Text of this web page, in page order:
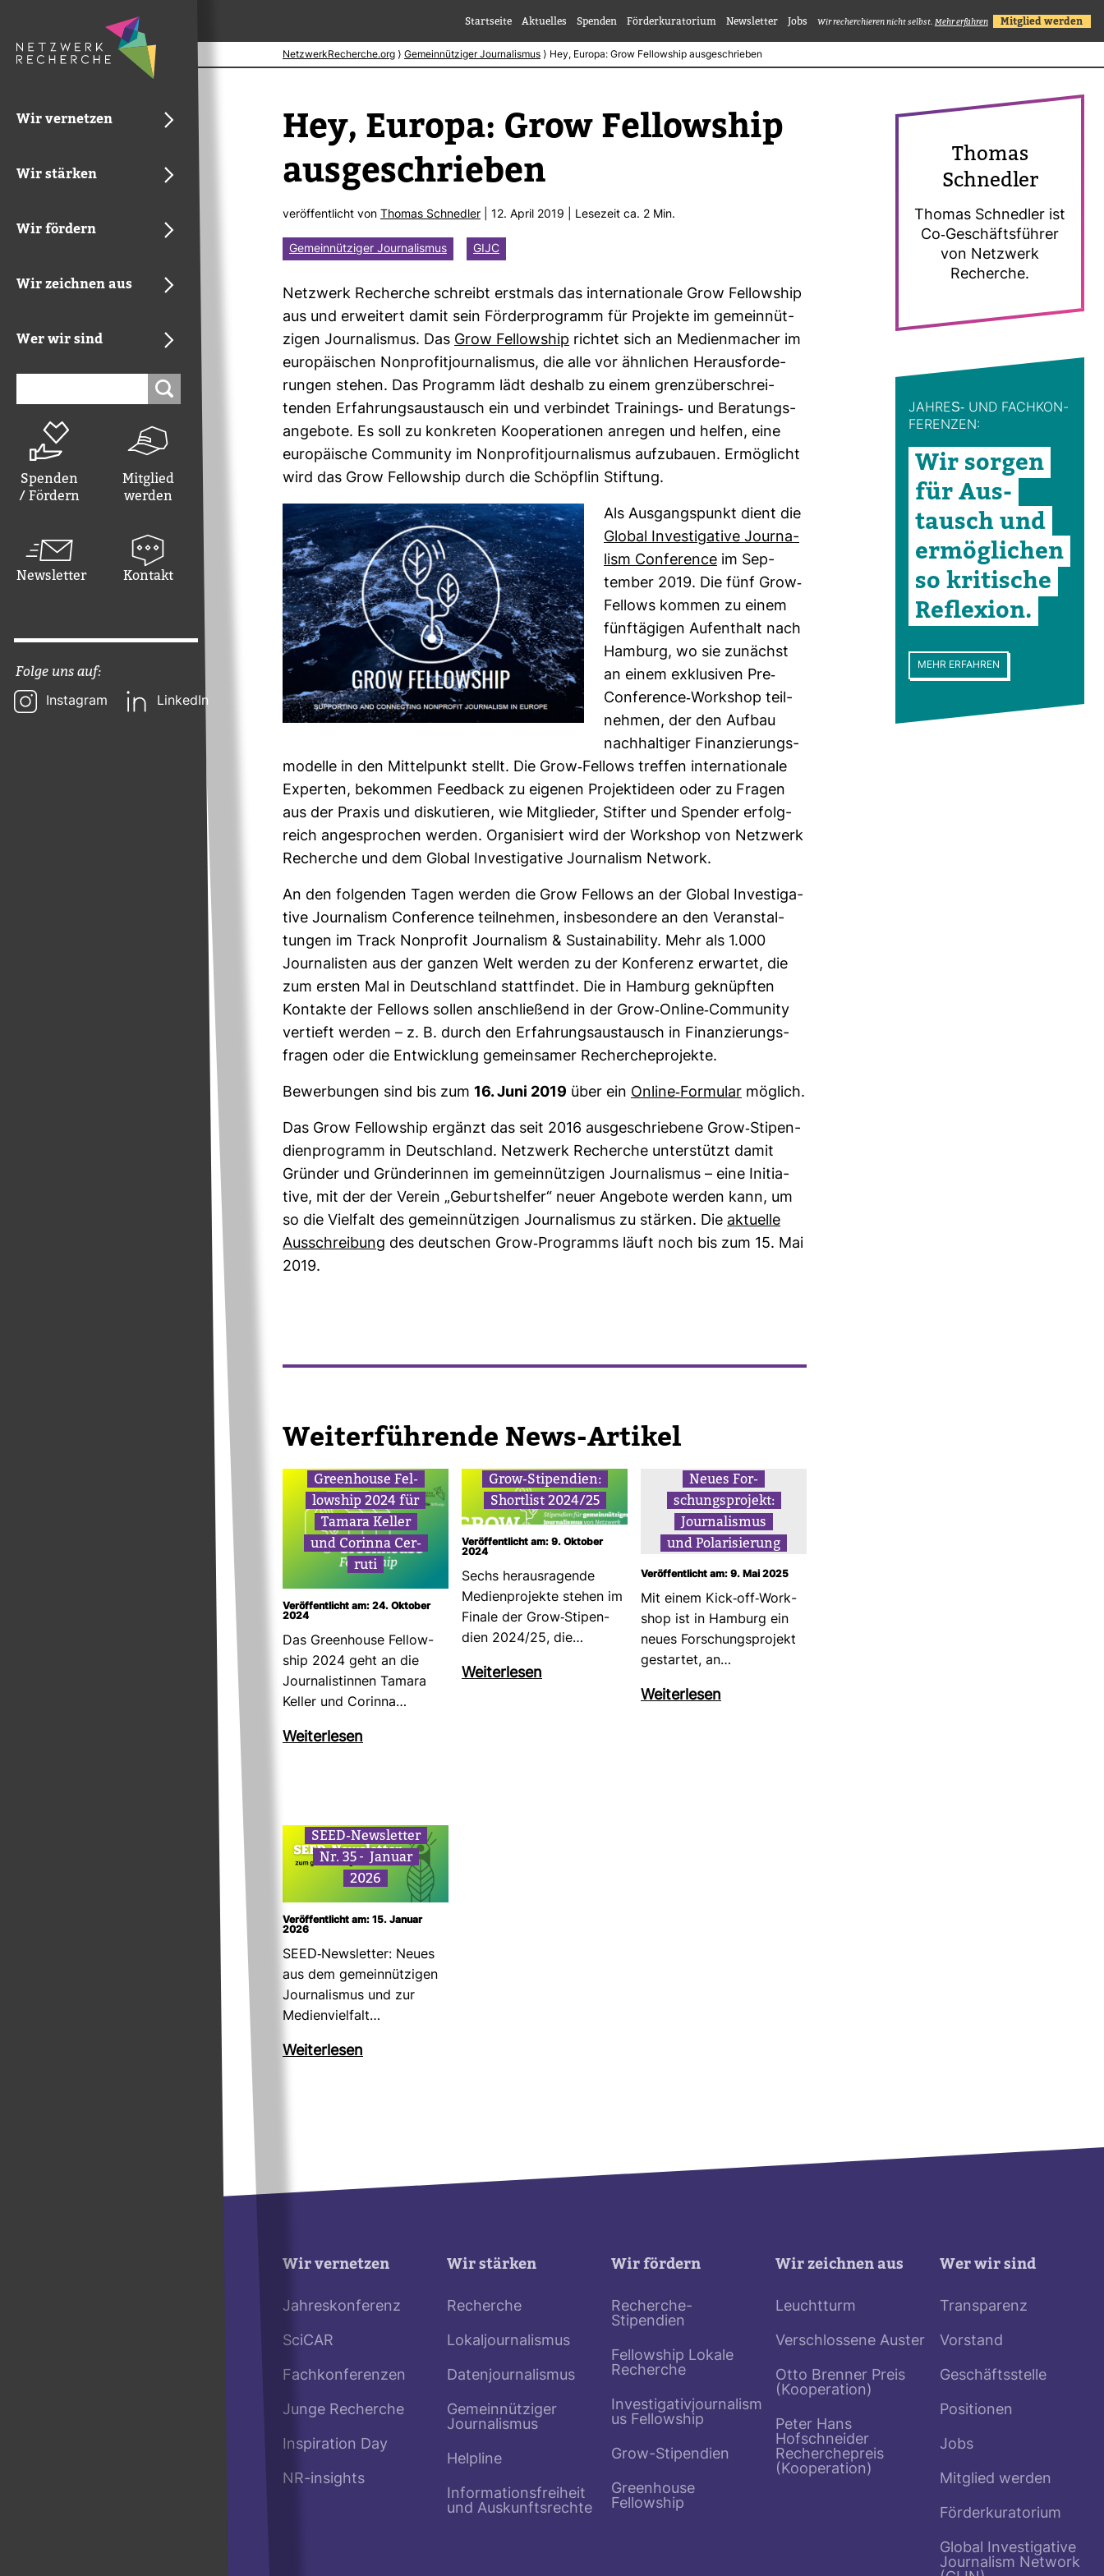
Wir vernetzen
Wir stärken
Wir fördern
Wir zeichnen aus
Wer wir sind
Spenden
/ Fördern
Mitglied
werden
Newsletter Kontakt
Folge uns auf:
Instagram LinkedIn
Startseite Aktuelles Spenden Förderkuratorium Newsletter Jobs Wir recherchieren nicht selbst. Mehr erfahren Mitglied werden
NetzwerkRecherche.org ⟩ Gemeinnütziger Journalismus ⟩ Hey, Europa: Grow Fellowship ausgeschrieben
Hey, Europa: Grow Fel­low­ship
aus­ge­schrieben
ver­öf­fent­licht von Thomas Schnedler | 12. April 2019 | Lese­zeit ca. 2 Min.
Gemeinnütziger Journalismus GIJC
Netz­werk Recherche schreibt erst­mals das inter­na­tio­nale Grow Fel­low­ship
aus und erwei­tert damit sein För­der­pro­gramm für Pro­jekte im gemein­nüt­
zigen Jour­na­lismus. Das Grow Fel­low­ship richtet sich an Medi­en­ma­cher im
euro­päi­schen Non­pro­fit­jour­na­lismus, die alle vor ähn­li­chen Her­aus­for­de­
rungen stehen. Das Pro­gramm lädt des­halb zu einem grenz­über­schrei­
tenden Erfah­rungs­aus­tausch ein und ver­bindet Trai­nings-​ und Bera­tungs­
an­ge­bote. Es soll zu kon­kreten Koope­ra­tionen anregen und helfen, eine
euro­päi­sche Com­mu­nity im Non­pro­fit­jour­na­lismus auf­zu­bauen. Ermög­licht
wird das Grow Fel­low­ship durch die Schöpflin Stif­tung.
Als Aus­gangs­punkt dient die
Global Inves­ti­ga­tive Jour­na­
lism Con­fe­rence im Sep­
tember 2019. Die fünf Grow-​
Fel­lows kommen zu einem
fünf­tä­gigen Auf­ent­halt nach
Ham­burg, wo sie zunächst
an einem exklu­siven Pre-​
Con­fe­rence-​Work­shop teil­
nehmen, der den Aufbau
nach­hal­tiger Finan­zie­rungs­
mo­delle in den Mit­tel­punkt stellt. Die Grow-​Fel­lows treffen inter­na­tio­nale
Experten, bekommen Feed­back zu eigenen Pro­jekt­ideen oder zu Fragen
aus der Praxis und dis­ku­tieren, wie Mit­glieder, Stifter und Spender erfolg­
reich ange­spro­chen werden. Orga­ni­siert wird der Work­shop von Netz­werk
Recherche und dem Global Inves­ti­ga­tive Jour­na­lism Net­work.
An den fol­genden Tagen werden die Grow Fel­lows an der Global Inves­ti­ga­
tive Jour­na­lism Con­fe­rence teil­nehmen, ins­be­son­dere an den Ver­an­stal­
tungen im Track Non­profit Jour­na­lism & Sus­taina­bi­lity. Mehr als 1.000
Jour­na­listen aus der ganzen Welt werden zu der Kon­fe­renz erwartet, die
zum ersten Mal in Deutsch­land statt­findet. Die in Ham­burg geknüpften
Kon­takte der Fel­lows sollen anschlie­ßend in der Grow-​Online-​Com­mu­nity
ver­tieft werden – z. B. durch den Erfah­rungs­aus­tausch in Finan­zie­rungs­
fragen oder die Ent­wick­lung gemein­samer Recher­che­pro­jekte.
Bewer­bungen sind bis zum 16. Juni 2019 über ein Online-​For­mular mög­lich.
Das Grow Fel­low­ship ergänzt das seit 2016 aus­ge­schrie­bene Grow-​Sti­pen­
di­en­pro­gramm in Deutsch­land. Netz­werk Recherche unter­stützt damit
Gründer und Grün­de­rinnen im gemein­nüt­zigen Jour­na­lismus – eine Initia­
tive, mit der der Verein „Geburts­helfer“ neuer Ange­bote werden kann, um
so die Viel­falt des gemein­nüt­zigen Jour­na­lismus zu stärken. Die aktu­elle
Aus­schrei­bung des deut­schen Grow-​Pro­gramms läuft noch bis zum 15. Mai
2019.
Wei­ter­füh­rende News-​Artikel
Green­house Fel­
low­ship 2024 für
Tamara Keller
und Corinna Cer­
ruti
Veröffentlicht am: 24. Oktober
2024
Das Green­house Fel­low­
ship 2024 geht an die
Jour­na­lis­tinnen Tamara
Keller und Corinna…
Wei­ter­lesen
Grow-​Sti­pen­dien:
Short­list 2024/25
Veröffentlicht am: 9. Oktober
2024
Sechs her­aus­ra­gende
Medi­en­pro­jekte stehen im
Finale der Grow-​Sti­pen­
dien 2024/25, die…
Wei­ter­lesen
Neues For­
schungs­pro­jekt:
Jour­na­lismus
und Pola­ri­sie­rung
Veröffentlicht am: 9. Mai 2025
Mit einem Kick-​off-​Work­
shop ist in Ham­burg ein
neues For­schungs­pro­jekt
gestartet, an…
Wei­ter­lesen
SEED-​News­letter
Nr. 35 – Januar
2026
Veröffentlicht am: 15. Januar
2026
SEED-​News­letter: Neues
aus dem gemein­nüt­zigen
Jour­na­lismus und zur
Medi­en­viel­falt…
Wei­ter­lesen
Thomas
Schnedler
Thomas Schnedler ist
Co-​Geschäfts­führer
von Netz­werk
Recherche.
JAHRES-​ UND FACH­KON­
FE­RENZEN:
Wir sorgen
für Aus­
tausch und
ermög­li­chen
so kri­ti­sche
Refle­xion.
MEHR ERFAHREN
Wir vernetzen
Jahreskonferenz
SciCAR
Fachkonferenzen
Junge Recherche
Inspiration Day
NR-insights
Wir stärken
Recherche
Lokaljournalismus
Datenjournalismus
Gemeinnütziger
Journalismus
Helpline
Informationsfreiheit
und Auskunftsrechte
Wir fördern
Recherche-
Stipendien
Fellowship Lokale
Recherche
Investigativjournalism
us Fellowship
Grow-Stipendien
Greenhouse
Fellowship
Wir zeichnen aus
Leuchtturm
Verschlossene Auster
Otto Brenner Preis
(Kooperation)
Peter Hans
Hofschneider
Recherchepreis
(Kooperation)
Wer wir sind
Transparenz
Vorstand
Geschäftsstelle
Positionen
Jobs
Mitglied werden
Förderkuratorium
Global Investigative
Journalism Network